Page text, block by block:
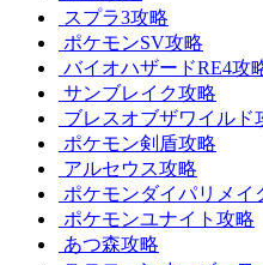
スプラ3攻略
ポケモンSV攻略
バイオハザードRE4攻
サンブレイク攻略
ブレスオブザワイルド
ポケモン剣盾攻略
アルセウス攻略
ポケモンダイパリメイ
ポケモンユナイト攻略
あつ森攻略